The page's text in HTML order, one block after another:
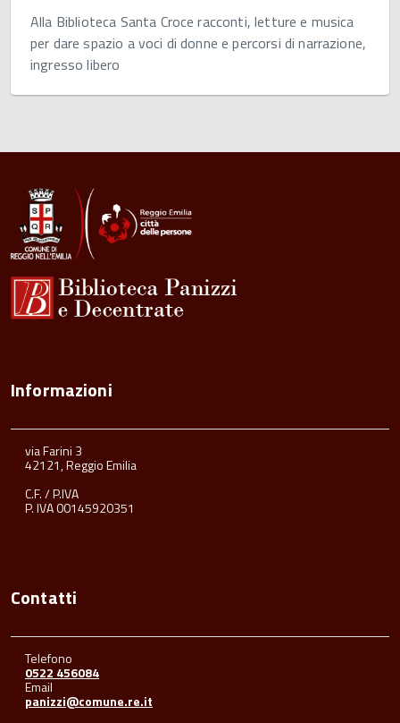
Alla Biblioteca Santa Croce racconti, letture e musica
per dare spazio a voci di donne e percorsi di narrazione,
ingresso libero
Informazioni
via Farini 3
42121, Reggio Emilia
C.F. / P.IVA
P. IVA 00145920351
Contatti
Telefono
0522 456084
Email
panizzi@comune.re.it